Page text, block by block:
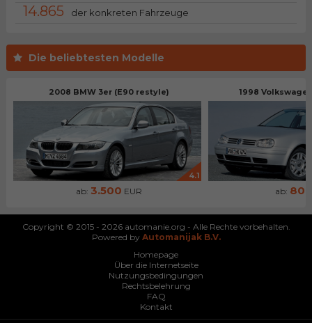
Die beliebtesten Modelle
2008 BMW 3er (E90 restyle)
4.1
ab: 3.500 EUR
1998
ab: 800
14.865 der konkreten Fahrzeuge
Copyright © 2015 - 2026 automanie.org - Alle Rechte vorbehalten.
Powered by Automanijak B.V.
Homepage
Über die Internetseite
Nutzungsbedingungen
Rechtsbelehrung
FAQ
Kontakt